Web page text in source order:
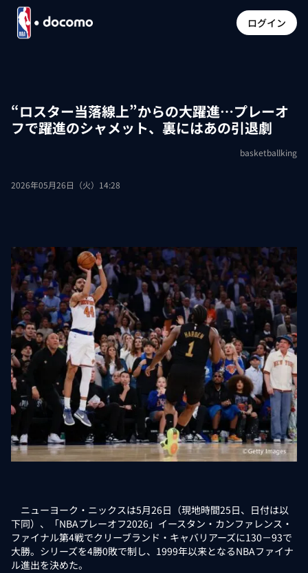
ログイン
“ロスター当落線上”からの大躍進…プレーオ
フで躍進のシャメット、裏にはあの引退劇
basketballking
2026年05月26日（火）14:28
ニューヨーク・ニックスは5月26日（現地時間25日、日付は以
下同）、「NBAプレーオフ2026」イースタン・カンファレンス・
ファイナル第4戦でクリーブランド・キャバリアーズに130－93で
大勝。シリーズを4勝0敗で制し、1999年以来となるNBAファイナ
ル進出を決めた。